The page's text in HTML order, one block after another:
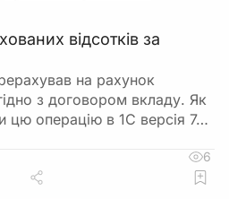
відсотків за
на рахунок
з договором вкладу. Як
цю операцію в 1С версія 7…
6